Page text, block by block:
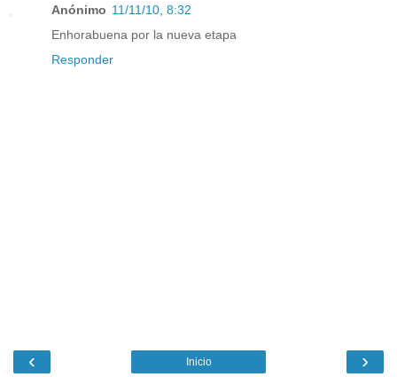
Anónimo 11/11/10, 8:32
Enhorabuena por la nueva etapa
Responder
‹ ›
Inicio